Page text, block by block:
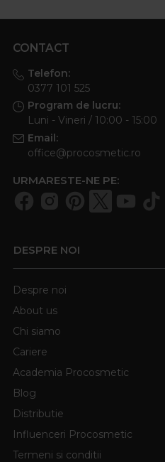
CONTACT
Telefon:
0377 101 525
Program de lucru:
Luni - Vineri / 10:00 - 15:00
Email:
office@procosmetic.ro
URMARESTE-NE PE:
DESPRE NOI
Despre noi
About us
Chi siamo
Cariere
Academia Procosmetic
Blog
Distributie
Influenceri Procosmetic
Termeni si conditii